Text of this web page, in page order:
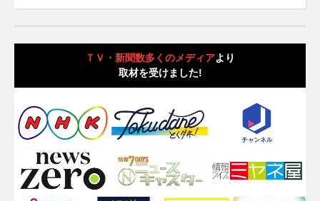
ＴＶ・新聞数多くのメディアより
取材を受けました!